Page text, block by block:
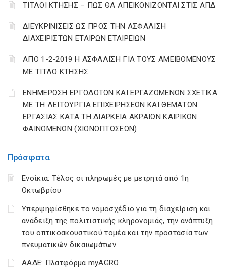
Πρόσφατα
Ενοίκια: Τέλος οι πληρωμές με μετρητά από 1η
Οκτωβρίου
Υπερψηφίσθηκε το νομοσχέδιο για τη διαχείριση και
ανάδειξη της πολιτιστικής κληρονομιάς, την ανάπτυξη
του οπτικοακουστικού τομέα και την προστασία των
πνευματικών δικαιωμάτων
ΑΑΔΕ: Πλατφόρμα myAGRO
ΤΙΤΛΟΙ ΚΤΗΣΗΣ – ΠΩΣ ΘΑ ΑΠΕΙΚΟΝΙΖΟΝΤΑΙ ΣΤΙΣ ΑΠΔ
ΔΙΕΥΚΡΙΝΙΣΕΙΣ ΩΣ ΠΡΟΣ ΤΗΝ ΑΣΦΑΛΙΣΗ
ΔΙΑΧΕΙΡΙΣΤΩΝ ΕΤΑΙΡΩΝ ΕΤΑΙΡΕΙΩΝ
ΑΠΟ 1-2-2019 Η ΑΣΦΑΛΙΣΗ ΓΙΑ ΤΟΥΣ ΑΜΕΙΒΟΜΕΝΟΥΣ
ΜΕ ΤΙΤΛΟ ΚΤΗΣΗΣ
ΕΝΗΜΕΡΩΣΗ ΕΡΓΟΔΟΤΩΝ ΚΑΙ ΕΡΓΑΖΟΜΕΝΩΝ ΣΧΕΤΙΚΑ
ΜΕ ΤΗ ΛΕΙΤΟΥΡΓΙΑ ΕΠΙΧΕΙΡΗΣΕΩΝ ΚΑΙ ΘΕΜΑΤΩΝ
ΕΡΓΑΣΙΑΣ ΚΑΤΑ ΤΗ ΔΙΑΡΚΕΙΑ ΑΚΡΑΙΩΝ ΚΑΙΡΙΚΩΝ
ΦΑΙΝΟΜΕΝΩΝ (ΧΙΟΝΟΠΤΩΣΕΩΝ)